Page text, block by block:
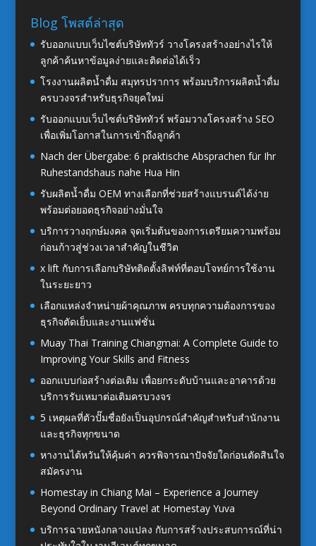
Blog โพสต์ล่าสุด
รับออกแบบเว็บไซต์บริษัททัวร์ วางโครงสร้างอย่างไรให้
ลูกค้าค้นหาข้อมูลง่ายและติดต่อได้เร็ว
โรงงานผลิตน้ำดื่ม สมุทรปราการ พร้อมบริการผลิตน้ำดื่ม
ครบวงจรสำหรับธุรกิจยุคใหม่
รับออกแบบเว็บไซต์บริษัททัวร์ พร้อมวางโครงสร้าง SEO
เพื่อเพิ่มโอกาสในการเข้าถึงลูกค้า
Nach der Übergabe: 6 praktische Absprachen für Ihr
Ruhestandshaus nahe Hua Hin
รับผลิตน้ำดื่ม OEM ทางเลือกที่ช่วยสร้างแบรนด์ได้ง่าย
พร้อมต่อยอดธุรกิจอย่างมั่นใจ
บริการวางฤกษ์มงคล จุดเริ่มต้นของการเตรียมความพร้อม
ก่อนก้าวสู่ช่วงเวลาสำคัญในชีวิต
x lift กับการเลือกบริษัทติดตั้งลิฟท์ที่ตอบโจทย์การใช้งาน
ในระยะยาว
เลือกแหล่งจำหน่ายผ้าคุณภาพ ครบทุกความต้องการของ
ธุรกิจตัดเย็บและงานแฟชั่น
Muay Thai Training Chiangmai: A Complete Guide to
Improving Your Skills and Fitness
ออกแบบก่อสร้างต่อเติม เพื่อยกระดับบ้านและอาคารด้วย
บริการรับเหมาต่อเติมครบวงจร
5 เหตุผลที่ตัวปั๊มชื่อยังเป็นอุปกรณ์สำคัญสำหรับสำนักงาน
และธุรกิจทุกขนาด
หางานไต้หวันให้คุ้มค่า ควรพิจารณาปัจจัยใดก่อนตัดสินใจ
สมัครงาน
Homestay in Chiang Mai – Experience a Journey
Beyond Ordinary Travel at Homestay Yuva
บริการฉายหนังกลางแปลง กับการสร้างประสบการณ์ที่น่า